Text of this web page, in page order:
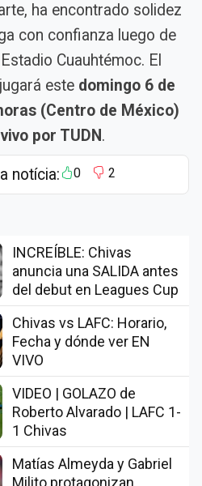
ha encontrado solidez
con confianza luego de
Cuauhtémoc. El
este domingo 6 de
(Centro de México)
por TUDN.
notícia: 0 2
INCREÍBLE: Chivas
anuncia una SALIDA antes
del debut en Leagues Cup
Chivas vs LAFC: Horario,
Fecha y dónde ver EN
VIVO
VIDEO | GOLAZO de
Roberto Alvarado | LAFC 1-
1 Chivas
Matías Almeyda y Gabriel
Milito protagonizan